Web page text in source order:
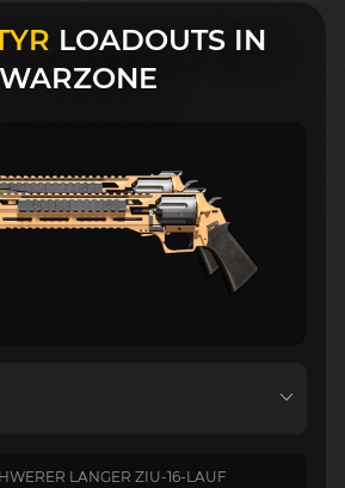
LOADOUTS IN
WARZONE
LANGER ZIU-16-LAUF